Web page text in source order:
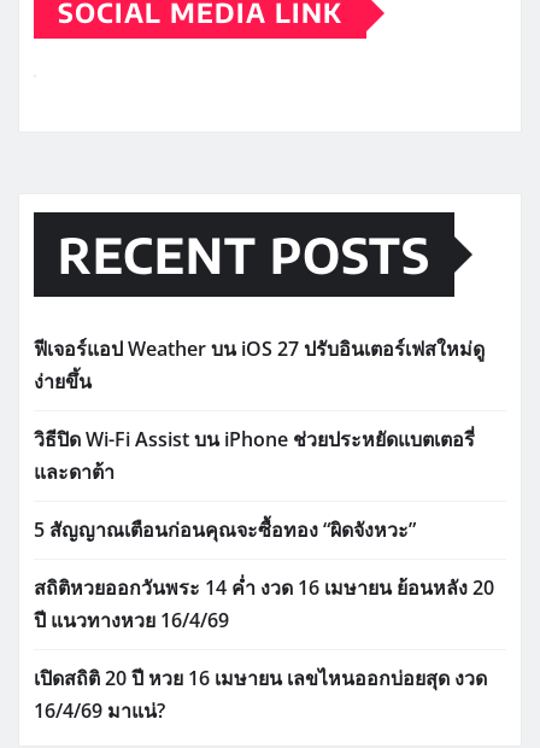
SOCIAL MEDIA LINK
RECENT POSTS
ฟีเจอร์แอป Weather บน iOS 27 ปรับอินเตอร์เฟสใหม่ดู
ง่ายขึ้น
วิธีปิด Wi-Fi Assist บน iPhone ช่วยประหยัดแบตเตอรี่
และดาต้า
5 สัญญาณเตือนก่อนคุณจะซื้อทอง “ผิดจังหวะ”
สถิติหวยออกวันพระ 14 ค่ำ งวด 16 เมษายน ย้อนหลัง 20
ปี แนวทางหวย 16/4/69
เปิดสถิติ 20 ปี หวย 16 เมษายน เลขไหนออกบ่อยสุด งวด
16/4/69 มาแน่?